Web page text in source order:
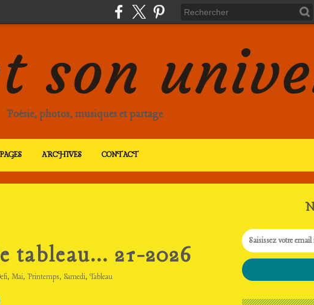
son
Poésie, photos, musiques et partage
ARCHIVES CONTACT
tableau... 21-2026
, Mai, Printemps, Samedi, Tableau